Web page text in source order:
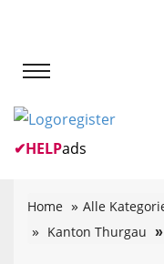
✔HELPads
Home Alle
Kanton Thurgau